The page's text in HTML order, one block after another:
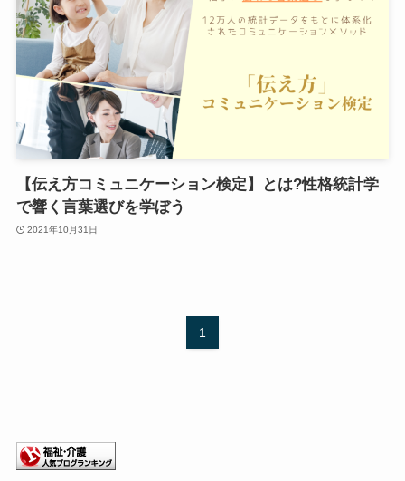
【伝え方コミュニケーション検定】とは?性格統計学
で響く言葉選びを学ぼう
2021年10月31日
1